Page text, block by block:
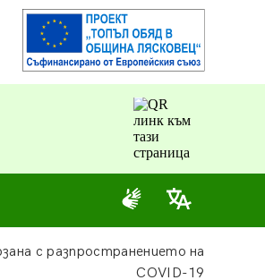
с разпространението на
COVID-19